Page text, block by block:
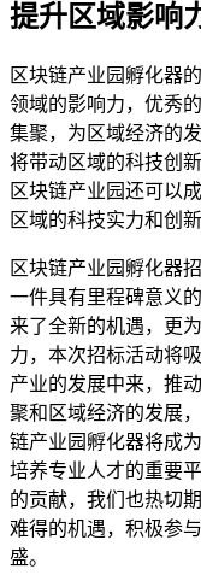
提升区域影响
区块链产业园孵化器
领域的影响力，优秀
集聚，为区域经济的
将带动区域的科技创
区块链产业园还可以
区域的科技实力和创新
区块链产业园孵化器
一件具有里程碑意义
来了全新的机遇，更
力，本次招标活动将
产业的发展中来，推
聚和区域经济的发展
链产业园孵化器将成
培养专业人才的重要
的贡献，我们也热切
难得的机遇，积极参
盛。